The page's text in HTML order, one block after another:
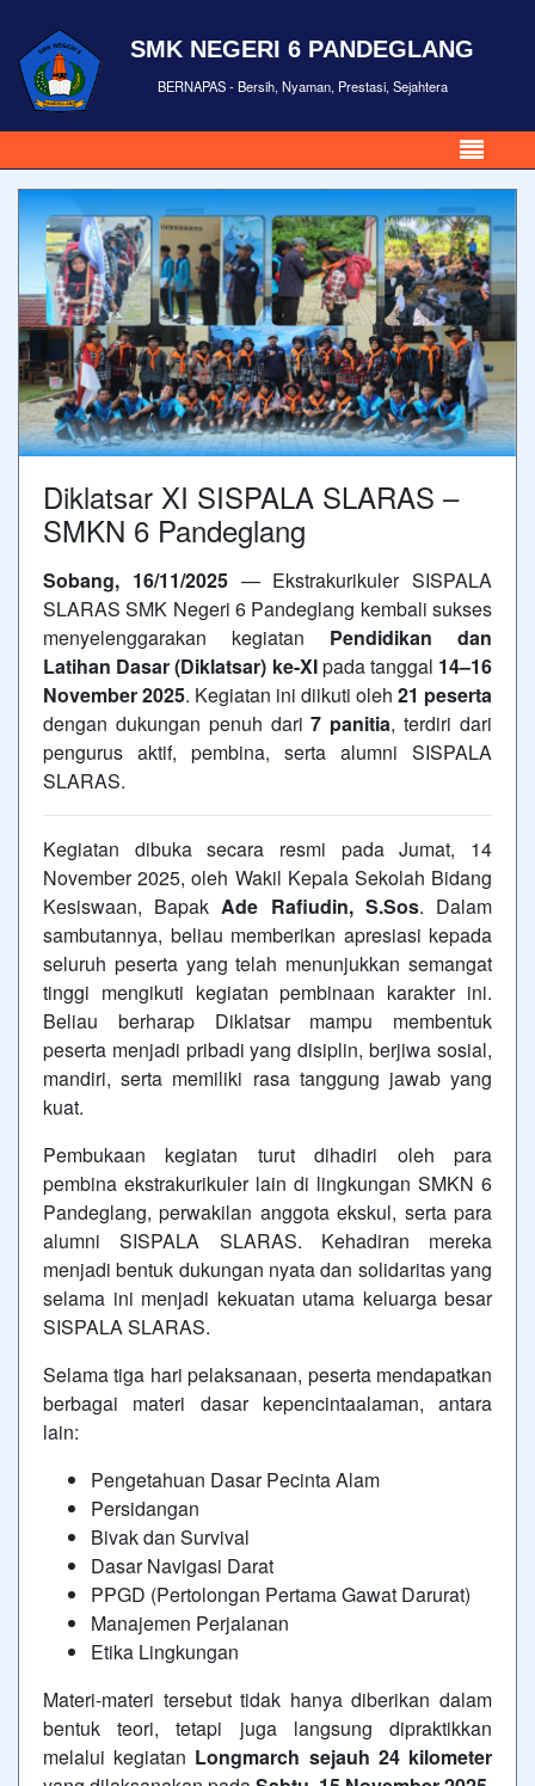
SMK NEGERI 6 PANDEGLANG
BERNAPAS - Bersih, Nyaman, Prestasi, Sejahtera
Diklatsar XI SISPALA SLARAS –
SMKN 6 Pandeglang
Sobang, 16/11/2025— Ekstrakurikuler SISPALA
SLARAS SMK Negeri 6 Pandeglang kembali sukses
menyelenggarakan kegiatan Pendidikan dan
Latihan Dasar (Diklatsar) ke-XIpada tanggal 14–16
November 2025. Kegiatan ini diikuti oleh 21 peserta
dengan dukungan penuh dari7 panitia, terdiri dari
pengurus aktif, pembina, serta alumni SISPALA
SLARAS.
Kegiatan dibuka secara resmi pada Jumat, 14
November 2025, oleh Wakil Kepala Sekolah Bidang
Kesiswaan, Bapak Ade Rafiudin, S.Sos. Dalam
sambutannya, beliau memberikan apresiasi kepada
seluruh peserta yang telah menunjukkan semangat
tinggi mengikuti kegiatan pembinaan karakter ini.
Beliau berharap Diklatsar mampu membentuk
peserta menjadi pribadi yang disiplin, berjiwa sosial,
mandiri, serta memiliki rasa tanggung jawab yang
kuat.
Pembukaan kegiatan turut dihadiri oleh para
pembina ekstrakurikuler lain di lingkungan SMKN 6
Pandeglang, perwakilan anggota ekskul, serta para
alumni SISPALA SLARAS. Kehadiran mereka
menjadi bentuk dukungan nyata dan solidaritas yang
selama ini menjadi kekuatan utama keluarga besar
SISPALA SLARAS.
Selama tiga hari pelaksanaan, peserta mendapatkan
berbagai materi dasar kepencintaalaman, antara
lain:
Pengetahuan Dasar Pecinta Alam
Persidangan
Bivak dan Survival
Dasar Navigasi Darat
PPGD (Pertolongan Pertama Gawat Darurat)
Manajemen Perjalanan
Etika Lingkungan
Materi-materi tersebut tidak hanya diberikan dalam
bentuk teori, tetapi juga langsung dipraktikkan
melalui kegiatan Longmarch sejauh 24 kilometer